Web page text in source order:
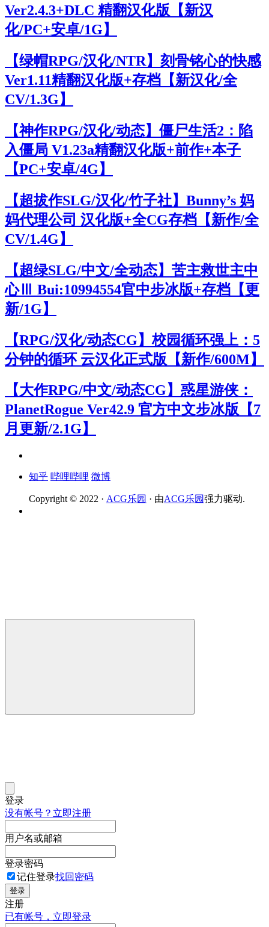
Ver2.4.3+DLC 精翻汉化版【新汉
化/PC+安卓/1G】
【绿帽RPG/汉化/NTR】刻骨铭心的快感
Ver1.11精翻汉化版+存档【新汉化/全
CV/1.3G】
【神作RPG/汉化/动态】僵尸生活2：陷
入僵局 V1.23a精翻汉化版+前作+本子
【PC+安卓/4G】
【超拔作SLG/汉化/竹子社】Bunny’s 妈
妈代理公司 汉化版+全CG存档【新作/全
CV/1.4G】
【超绿SLG/中文/全动态】苦主救世主中
心Ⅲ Bui:10994554官中步冰版+存档【更
新/1G】
【RPG/汉化/动态CG】校园循环强上：5
分钟的循环 云汉化正式版【新作/600M】
【大作RPG/中文/动态CG】惑星游侠：
PlanetRogue Ver42.9 官方中文步冰版【7
月更新/2.1G】
知乎 哔哩哔哩 微博
Copyright © 2022 · ACG乐园 · 由ACG乐园强力驱动.
登录
没有帐号？立即注册
用户名或邮箱
登录密码
记住登录找回密码
登录
注册
已有帐号，立即登录